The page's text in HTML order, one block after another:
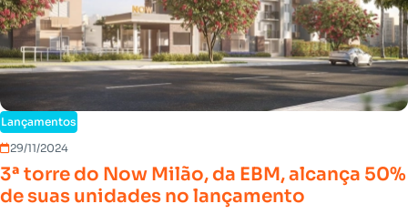
Lançamentos
29/11/2024
3ª torre do Now Milão, da EBM, alcança 50%
de suas unidades no lançamento